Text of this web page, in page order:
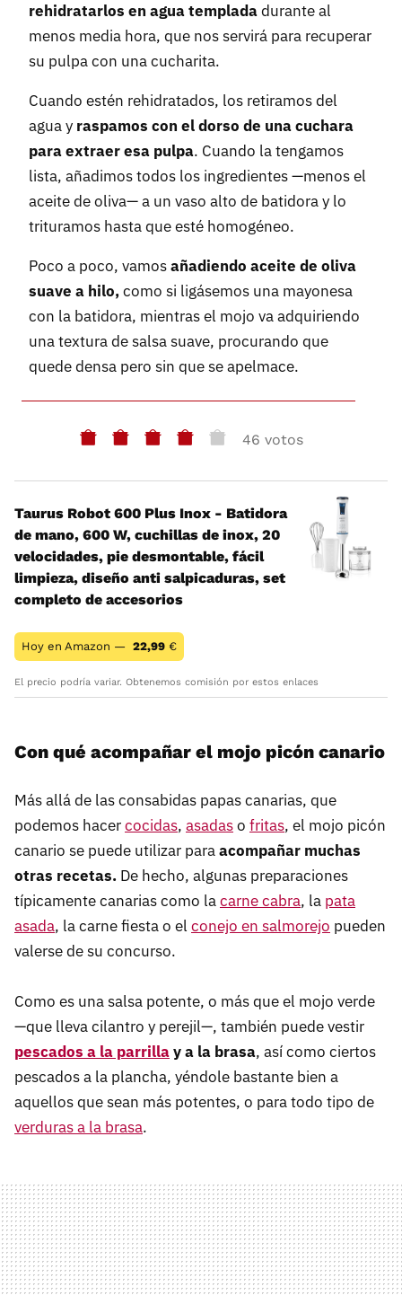
rehidratarlos en agua templadadurante al
menos media hora, que nos servirá para recuperar
su pulpa con una cucharita.
Cuando estén rehidratados, los retiramos del
agua y raspamos con el dorso de una cuchara
para extraer esa pulpa. Cuando la tengamos
lista, añadimos todos los ingredientes —menos el
aceite de oliva— a un vaso alto de batidora y lo
trituramos hasta que esté homogéneo.
Poco a poco, vamosañadiendo aceite de oliva
suave a hilo,como si ligásemos una mayonesa
con la batidora, mientras el mojo va adquiriendo
una textura de salsa suave, procurando que
quede densa pero sin que se apelmace.
46 votos
Taurus Robot 600 Plus Inox - Batidora
de mano, 600 W, cuchillas de inox, 20
velocidades, pie desmontable, fácil
limpieza, diseño anti salpicaduras, set
completo de accesorios
Hoy en Amazon — 22,99 €
El precio podría variar. Obtenemos comisión por estos enlaces
Con qué acompañar el mojo picón canario
Más allá de las consabidas papas canarias, que
podemos hacercocidas, asadaso fritas, el mojo picón
canario se puede utilizar paraacompañar muchas
otras recetas. De hecho, algunas preparaciones
típicamente canarias como lacarne cabra, la pata
asada, la carne fiesta o el conejo en salmorejo pueden
valerse de su concurso.
Como es una salsa potente, o más que el mojo verde
—que lleva cilantro y perejil—, también puede vestir
pescados a la parrillay a la brasa, así como ciertos
pescados a la plancha, yéndole bastante bien a
aquellos que sean más potentes, o para todo tipo de
verduras a la brasa.